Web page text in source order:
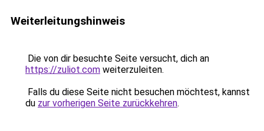
Weiterleitungshinweis
Die von dir besuchte Seite versucht, dich an
https://zuliot.com weiterzuleiten.
Falls du diese Seite nicht besuchen möchtest, kannst
du zur vorherigen Seite zurückkehren.